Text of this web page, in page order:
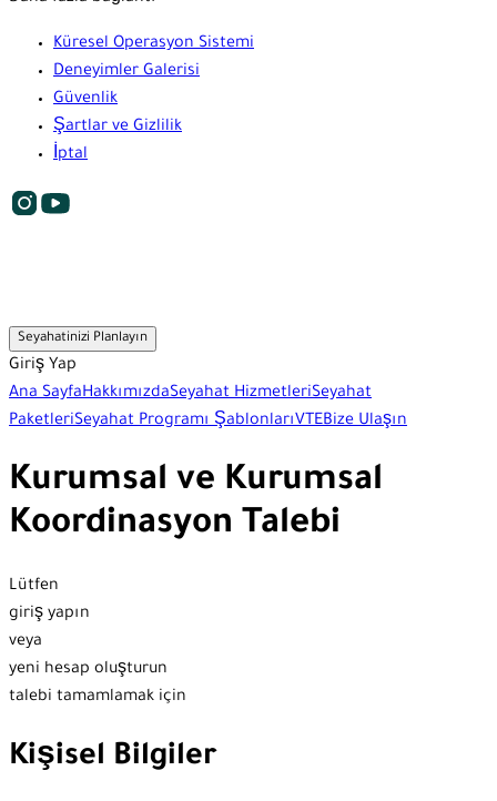
Küresel Operasyon Sistemi
Deneyimler Galerisi
Güvenlik
Şartlar ve Gizlilik
İptal
Seyahatinizi Planlayın
Giriş Yap
Ana SayfaHakkımızdaSeyahat HizmetleriSeyahat
PaketleriSeyahat Programı ŞablonlarıVTEBize Ulaşın
Kurumsal ve Kurumsal
Koordinasyon Talebi
Lütfen
giriş yapın
veya
yeni hesap oluşturun
talebi tamamlamak için
Kişisel Bilgiler